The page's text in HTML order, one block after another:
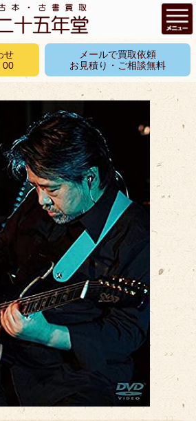
せ
00
メールで買取依頼
お見積り・ご相談無料